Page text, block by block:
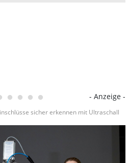
- Anzeige -
sicher erkennen mit Ultraschall